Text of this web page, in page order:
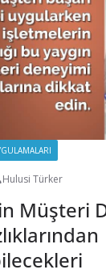
Hulusi Türker
Müşteri